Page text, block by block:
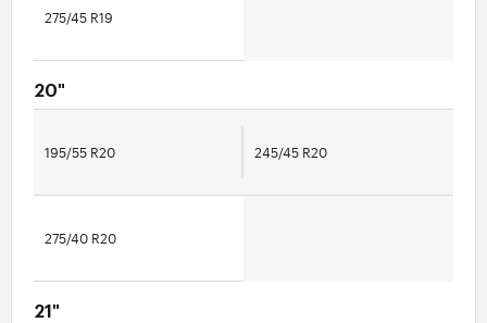
275/45 R19
20"
195/55 R20 245/45 R20
275/40 R20
21"